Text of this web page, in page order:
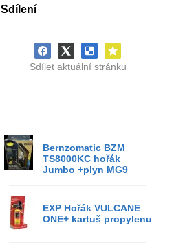
Sdílení
Sdílet aktuální stránku
Bernzomatic BZM
TS8000KC hořák
Jumbo +plyn MG9
EXP Hořák VULCANE
ONE+ kartuš propylenu